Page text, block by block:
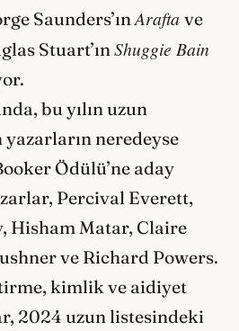
Saunders’ın Arafta ve
Stuart’ın Shuggie Bain
bu yılın uzun
neredeyse
Ödülü’ne aday
Percival Everett,
Hisham Matar, Claire
ve Richard Powers.
kimlik ve aidiyet
2024 uzun listesindeki